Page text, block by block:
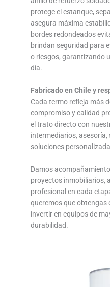
protege el estanque,
asegura máxima
bordes redondeados
brindan seguridad para
o riesgos, garantizando
día.
Fabricado en Chile y
Cada termo refleja más
compromiso y calidad
el trato directo con
intermediarios,
soluciones
Damos
proyectos inmobiliarios,
profesional en cada
queremos que obtengas
invertir en equipos de
durabilidad.